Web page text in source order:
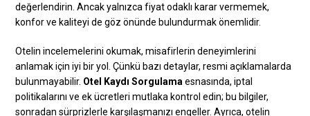
değerlendirin. Ancak yalnızca fiyat odaklı karar vermemek,
konfor ve kaliteyi de göz önünde bulundurmak önemlidir.
Otelin incelemelerini okumak, misafirlerin deneyimlerini
anlamak için iyi bir yol. Çünkü bazı detaylar, resmi açıklamalarda
bulunmayabilir. Otel Kaydı Sorgulama esnasında, iptal
politikalarını ve ek ücretleri mutlaka kontrol edin; bu bilgiler,
sonradan sürprizlerle karşılaşmanızı engeller. Ayrıca, otelin